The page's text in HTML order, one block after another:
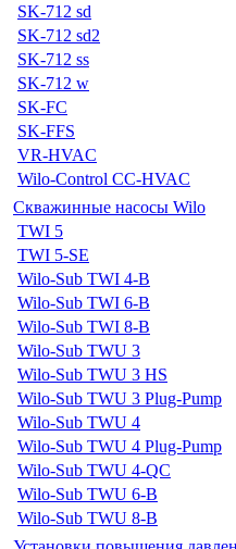
SK-712 sd
SK-712 sd2
SK-712 ss
SK-712 w
SK-FC
SK-FFS
VR-HVAC
Wilo-Control CC-HVAC
Скважинные насосы Wilo
TWI 5
TWI 5-SE
Wilo-Sub TWI 4-B
Wilo-Sub TWI 6-B
Wilo-Sub TWI 8-B
Wilo-Sub TWU 3
Wilo-Sub TWU 3 HS
Wilo-Sub TWU 3 Plug-Pump
Wilo-Sub TWU 4
Wilo-Sub TWU 4 Plug-Pump
Wilo-Sub TWU 4-QC
Wilo-Sub TWU 6-B
Wilo-Sub TWU 8-B